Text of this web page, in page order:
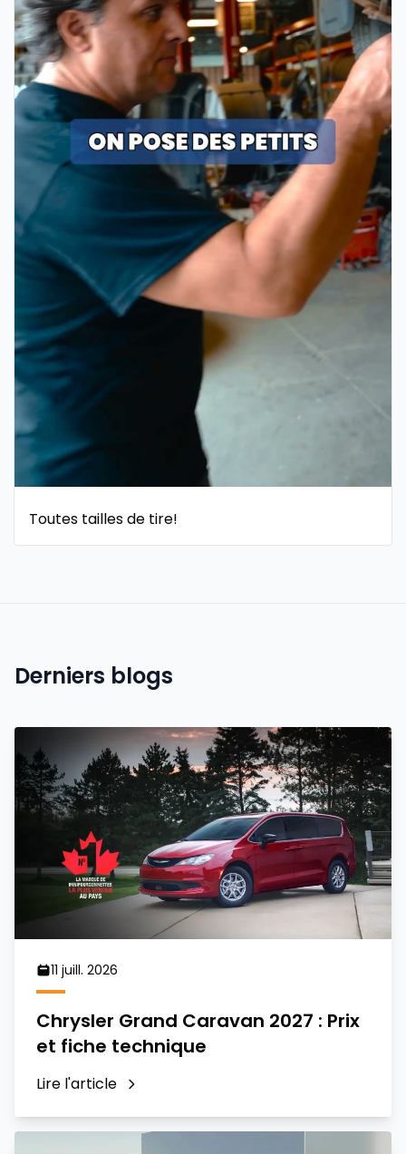
Toutes tailles de tire!
Derniers blogs
11 juill. 2026
Chrysler Grand Caravan 2027 : Prix
et fiche technique
Lire l'article